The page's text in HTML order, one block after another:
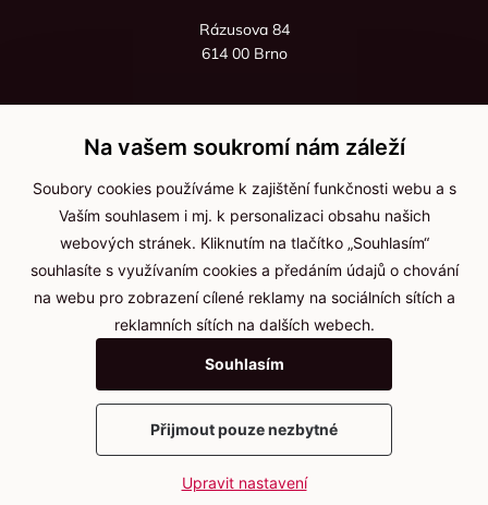
Rázusova 84
614 00 Brno
+420 736 535 066
Po - pá: 8:00 - 16:00
info@jma-kam.cz
Důležité informace
Ochrana osobních údajů
Cookies
2025 © Kameníčci s.r.o.
VytvořilwebProgress
Na vašem soukromí nám záleží
Soubory cookies používáme k zajištění funkčnosti webu a s
Vaším souhlasem i mj. k personalizaci obsahu našich
webových stránek. Kliknutím na tlačítko „Souhlasím“
souhlasíte s využívaním cookies a předáním údajů o chování
na webu pro zobrazení cílené reklamy na sociálních sítích a
reklamních sítích na dalších webech.
Souhlasím
Přijmout pouze nezbytné
Upravit nastavení